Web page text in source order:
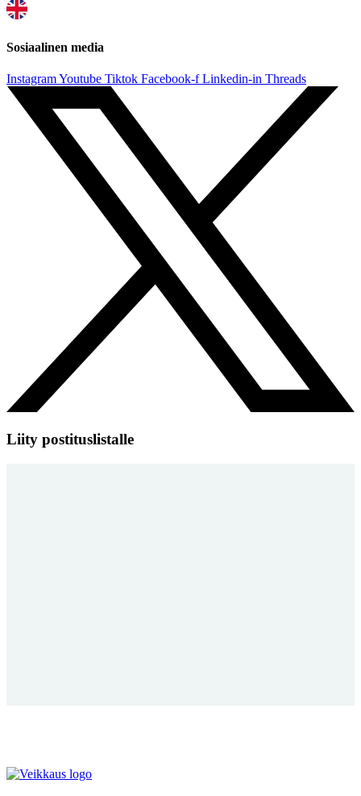
Sosiaalinen media
InstagramYoutube Tiktok Facebook-f Linkedin-in Threads
Liity postituslistalle